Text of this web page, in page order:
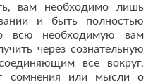
вам необходимо лишь
и быть полностью
всю необходимую вам
через сознательную
все вокруг.
сомнения или мысли о